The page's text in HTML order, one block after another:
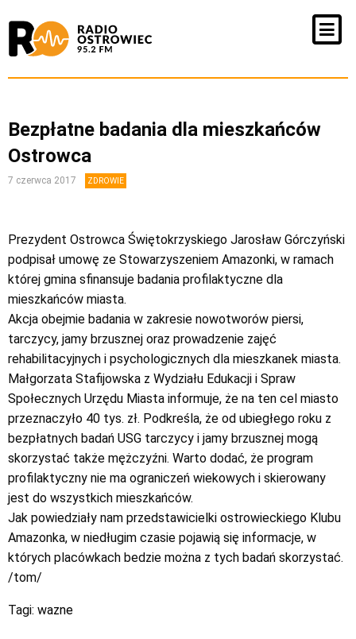
Bezpłatne badania dla mieszkańców
Ostrowca
7 czerwca 2017 ZDROWIE
Prezydent Ostrowca Świętokrzyskiego Jarosław Górczyński
podpisał umowę ze Stowarzyszeniem Amazonki, w ramach
której gmina sfinansuje badania profilaktyczne dla
mieszkańców miasta.
Akcja obejmie badania w zakresie nowotworów piersi,
tarczycy, jamy brzusznej oraz prowadzenie zajęć
rehabilitacyjnych i psychologicznych dla mieszkanek miasta.
Małgorzata Stafijowska z Wydziału Edukacji i Spraw
Społecznych Urzędu Miasta informuje, że na ten cel miasto
przeznaczyło 40 tys. zł. Podkreśla, że od ubiegłego roku z
bezpłatnych badań USG tarczycy i jamy brzusznej mogą
skorzystać także mężczyźni. Warto dodać, że program
profilaktyczny nie ma ograniczeń wiekowych i skierowany
jest do wszystkich mieszkańców.
Jak powiedziały nam przedstawicielki ostrowieckiego Klubu
Amazonka, w niedługim czasie pojawią się informacje, w
których placówkach bedzie można z tych badań skorzystać.
/tom/
Tagi: wazne